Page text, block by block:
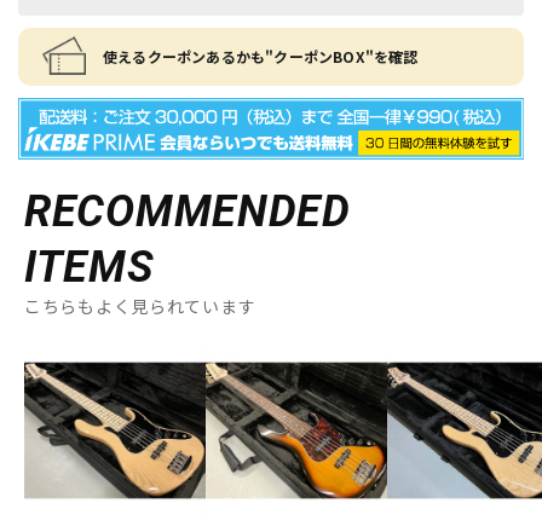
使えるクーポンあるかも"クーポンBOX"を確認
RECOMMENDED
ITEMS
こちらもよく見られています